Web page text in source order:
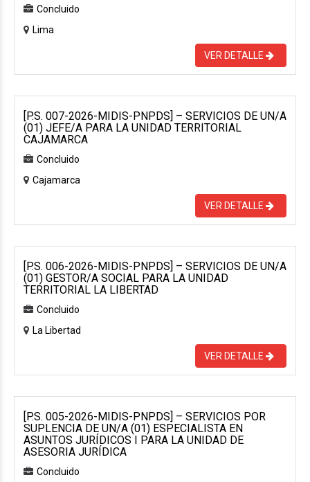
Concluido
Lima
VER DETALLE
[P.S. 007-2026-MIDIS-PNPDS] – SERVICIOS DE UN/A
(01) JEFE/A PARA LA UNIDAD TERRITORIAL
CAJAMARCA
Concluido
Cajamarca
VER DETALLE
[P.S. 006-2026-MIDIS-PNPDS] – SERVICIOS DE UN/A
(01) GESTOR/A SOCIAL PARA LA UNIDAD
TERRITORIAL LA LIBERTAD
Concluido
La Libertad
VER DETALLE
[P.S. 005-2026-MIDIS-PNPDS] – SERVICIOS POR
SUPLENCIA DE UN/A (01) ESPECIALISTA EN
ASUNTOS JURÍDICOS I PARA LA UNIDAD DE
ASESORIA JURÍDICA
Concluido